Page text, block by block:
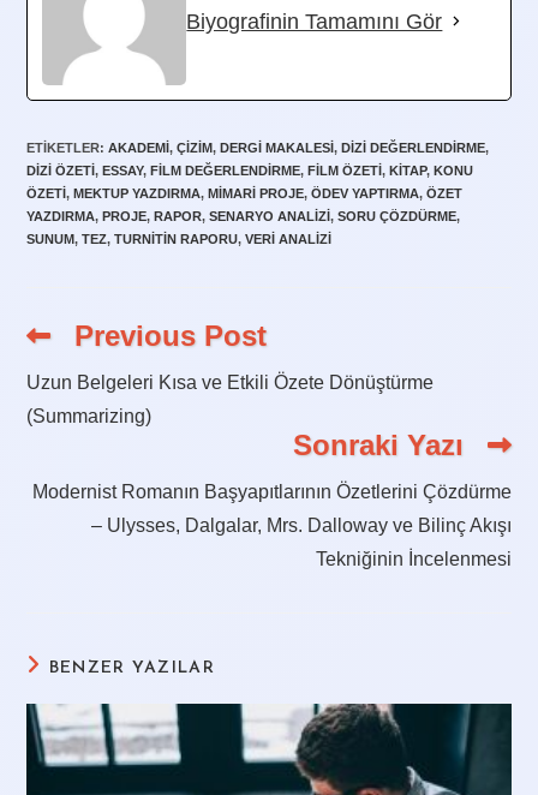
Biyografinin Tamamını Gör
ETIKETLER:AKADEMI, ÇIZIM, DERGI MAKALESI, DIZI DEĞERLENDIRME,
DIZI ÖZETI, ESSAY, FILM DEĞERLENDIRME, FILM ÖZETI, KITAP, KONU
ÖZETI, MEKTUP YAZDIRMA, MIMARI PROJE, ÖDEV YAPTIRMA, ÖZET
YAZDIRMA, PROJE, RAPOR, SENARYO ANALIZI, SORU ÇÖZDÜRME,
SUNUM, TEZ, TURNITIN RAPORU, VERI ANALIZI
Read
articles
Previous Post
Uzun Belgeleri Kısa ve Etkili Özete Dönüştürme
(Summarizing)
Sonraki Yazı
Modernist Romanın Başyapıtlarının Özetlerini Çözdürme
– Ulysses, Dalgalar, Mrs. Dalloway ve Bilinç Akışı
Tekniğinin İncelenmesi
BENZER YAZILAR